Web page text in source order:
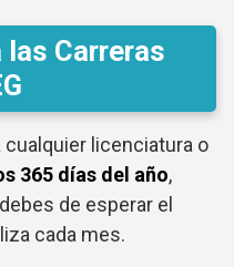
Carreras
licenciatura o
365 días del año,
de esperar el
cada mes.